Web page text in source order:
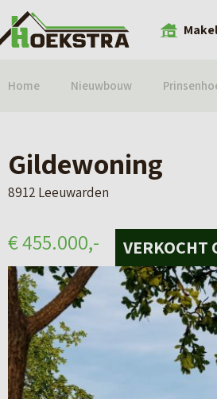
Home Nieuwbouw
Gildewoning
8912 Leeuwarden
€ 455.000,- VERKOCHT